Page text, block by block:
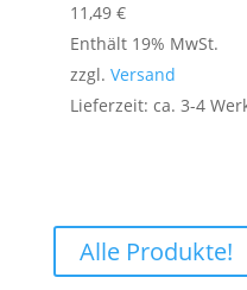
11,49 €
Enthält 19% MwSt.
zzgl. Versand
Lieferzeit: ca. 3-4
Alle Produkte!